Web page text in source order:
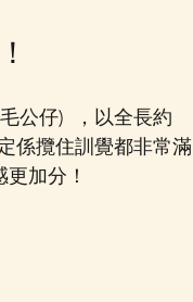
公仔)  ，以全長約
係攬住訓覺都非常滿
加分！